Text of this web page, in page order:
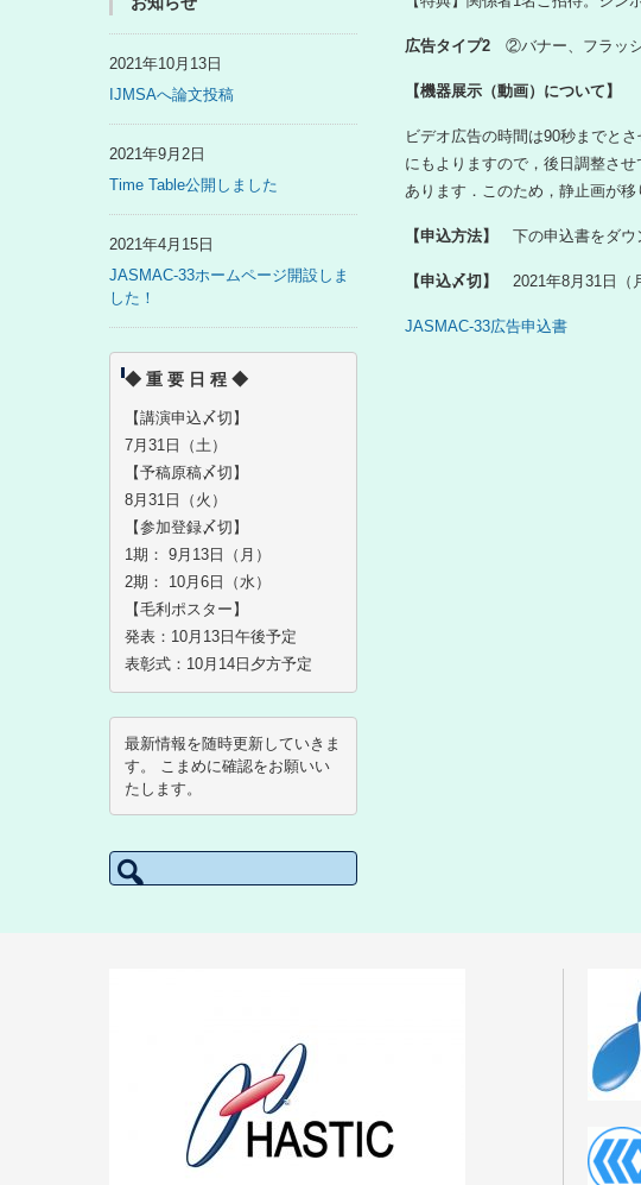
広告タイプ2 ②バナー、フラ
【機器展示（動画）について】
ビデオ広告の時間は90秒までと
にもよりますので，後日調整さ
あります．このため，静止画が
【申込方法】 下の申込書をダウ
【申込〆切】 2021年8月31日（
JASMAC-33広告申込書
2021年10月13日
IJMSAへ論文投稿
2021年9月2日
Time Table公開しました
2021年4月15日
JASMAC-33ホームページ開設しま
した！
◆ 重 要 日 程 ◆
【講演申込〆切】
7月31日（土）
【予稿原稿〆切】
8月31日（火）
【参加登録〆切】
1期： 9月13日（月）
2期： 10月6日（水）
【毛利ポスター】
発表：10月13日午後予定
表彰式：10月14日夕方予定
最新情報を随時更新していきま
す。 こまめに確認をお願いい
たします。
検索: